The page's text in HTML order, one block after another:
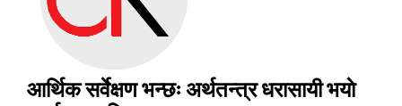
आर्थिक सर्वेक्षण भन्छः अर्थतन्त्र धरासायी भयाे